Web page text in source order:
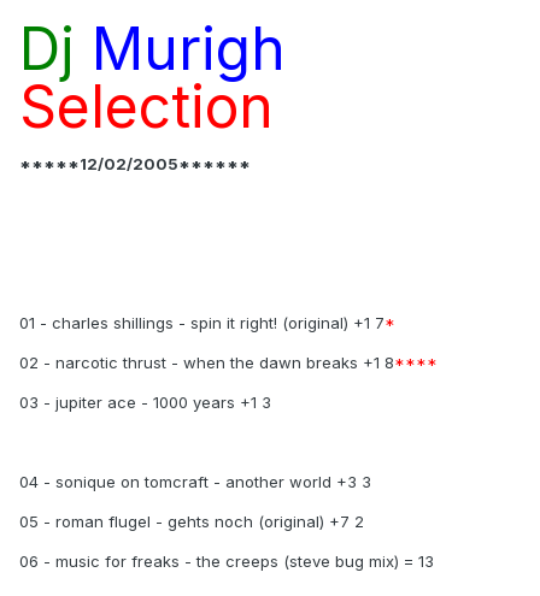
Dj Murigh
Selection
*****12/02/2005******
01 - charles shillings - spin it right! (original) +1 7*
02 - narcotic thrust - when the dawn breaks +1 8****
03 - jupiter ace - 1000 years +1 3
04 - sonique on tomcraft - another world +3 3
05 - roman flugel - gehts noch (original) +7 2
06 - music for freaks - the creeps (steve bug mix) = 13